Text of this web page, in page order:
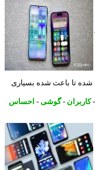
تا باعث شده بسیاری
- گوشی-احساس